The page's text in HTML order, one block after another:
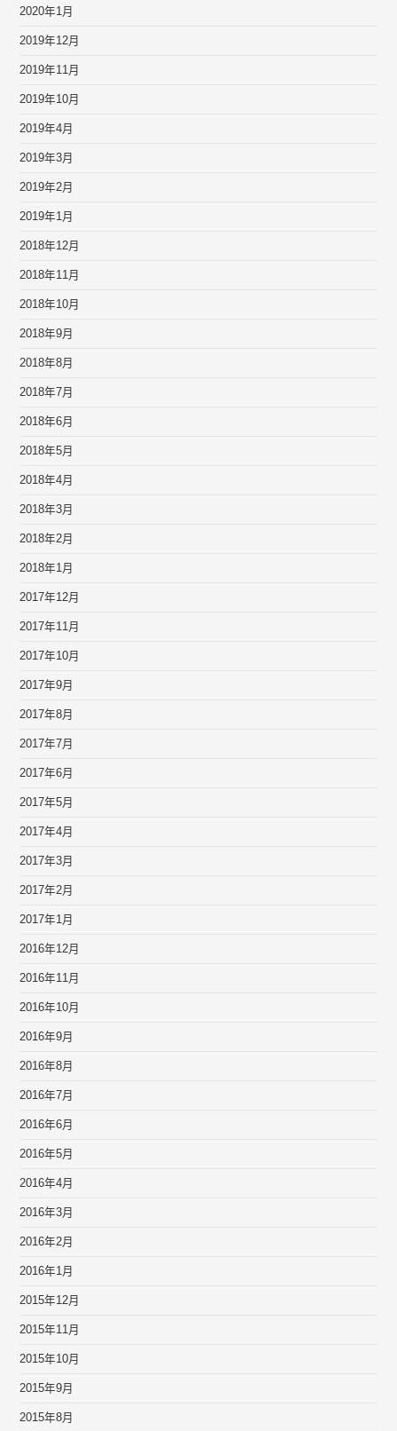
2020年1月
2019年12月
2019年11月
2019年10月
2019年4月
2019年3月
2019年2月
2019年1月
2018年12月
2018年11月
2018年10月
2018年9月
2018年8月
2018年7月
2018年6月
2018年5月
2018年4月
2018年3月
2018年2月
2018年1月
2017年12月
2017年11月
2017年10月
2017年9月
2017年8月
2017年7月
2017年6月
2017年5月
2017年4月
2017年3月
2017年2月
2017年1月
2016年12月
2016年11月
2016年10月
2016年9月
2016年8月
2016年7月
2016年6月
2016年5月
2016年4月
2016年3月
2016年2月
2016年1月
2015年12月
2015年11月
2015年10月
2015年9月
2015年8月